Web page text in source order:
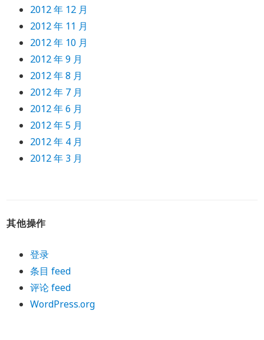
2012 年 12 月
2012 年 11 月
2012 年 10 月
2012 年 9 月
2012 年 8 月
2012 年 7 月
2012 年 6 月
2012 年 5 月
2012 年 4 月
2012 年 3 月
其他操作
登录
条目 feed
评论 feed
WordPress.org